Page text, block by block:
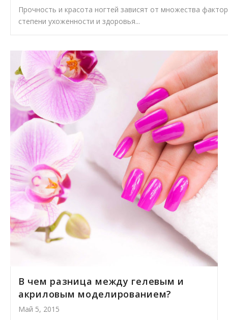
Прочность и красота ногтей зависят от множества
степени ухоженности и здоровья...
В чем разница между гелевым и
акриловым моделированием?
Май 5, 2015